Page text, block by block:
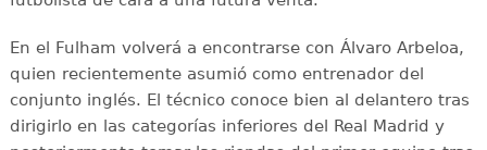
En el Fulham volverá a encontrarse con Álvaro Arbeloa,
quien recientemente asumió como entrenador del
conjunto inglés. El técnico conoce bien al delantero tras
dirigirlo en las categorías inferiores del Real Madrid y